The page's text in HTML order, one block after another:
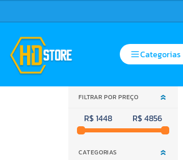
Categorias
FILTRAR POR PREÇO
R$ 1448 R$ 4856
CATEGORIAS